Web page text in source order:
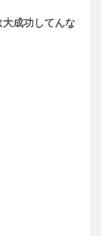
成功してんな